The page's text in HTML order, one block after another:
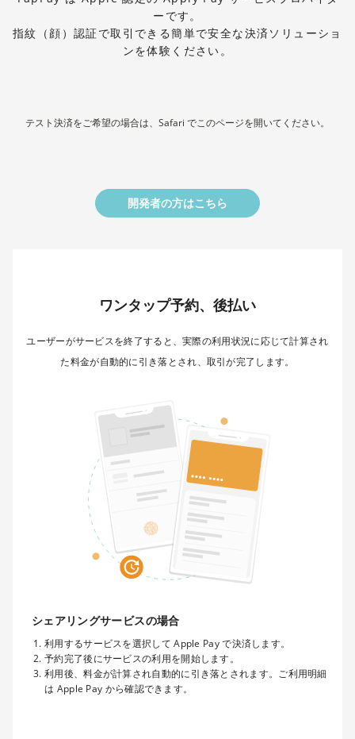
ーです。
指紋（顔）認証で取引できる簡単で安全な決済ソリューショ
ンを体験ください。
テスト決済をご希望の場合は、Safari でこのページを開いてください。
開発者の方はこちら
ワンタップ予約、後払い
ユーザーがサービスを終了すると、実際の利用状況に応じて計算され
た料金が自動的に引き落とされ、取引が完了します。
シェアリングサービスの場合
利用するサービスを選択して Apple Pay で決済します。
予約完了後にサービスの利用を開始します。
利用後、料金が計算され自動的に引き落とされます。ご利用明細
は Apple Pay から確認できます。